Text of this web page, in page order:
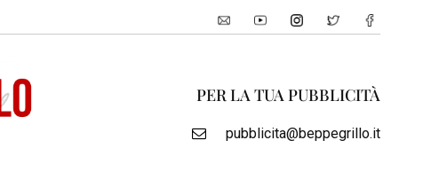
PER LA TUA PUBBLICITÀ
pubblicita@beppegrillo.it